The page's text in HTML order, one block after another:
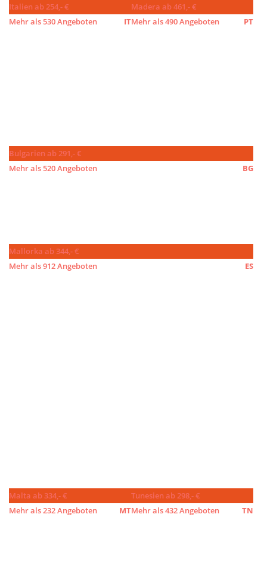
Italien ab 254,- €
IT
Mehr als 530 Angeboten
Madera ab 461,- €
PT
Mehr als 490 Angeboten
Bulgarien ab 291,- €
BG
Mehr als 520 Angeboten
Mallorka ab 344,- €
ES
Mehr als 912 Angeboten
Malta ab 334,- €
MT
Mehr als 232 Angeboten
Tunesien ab 298,- €
TN
Mehr als 432 Angeboten